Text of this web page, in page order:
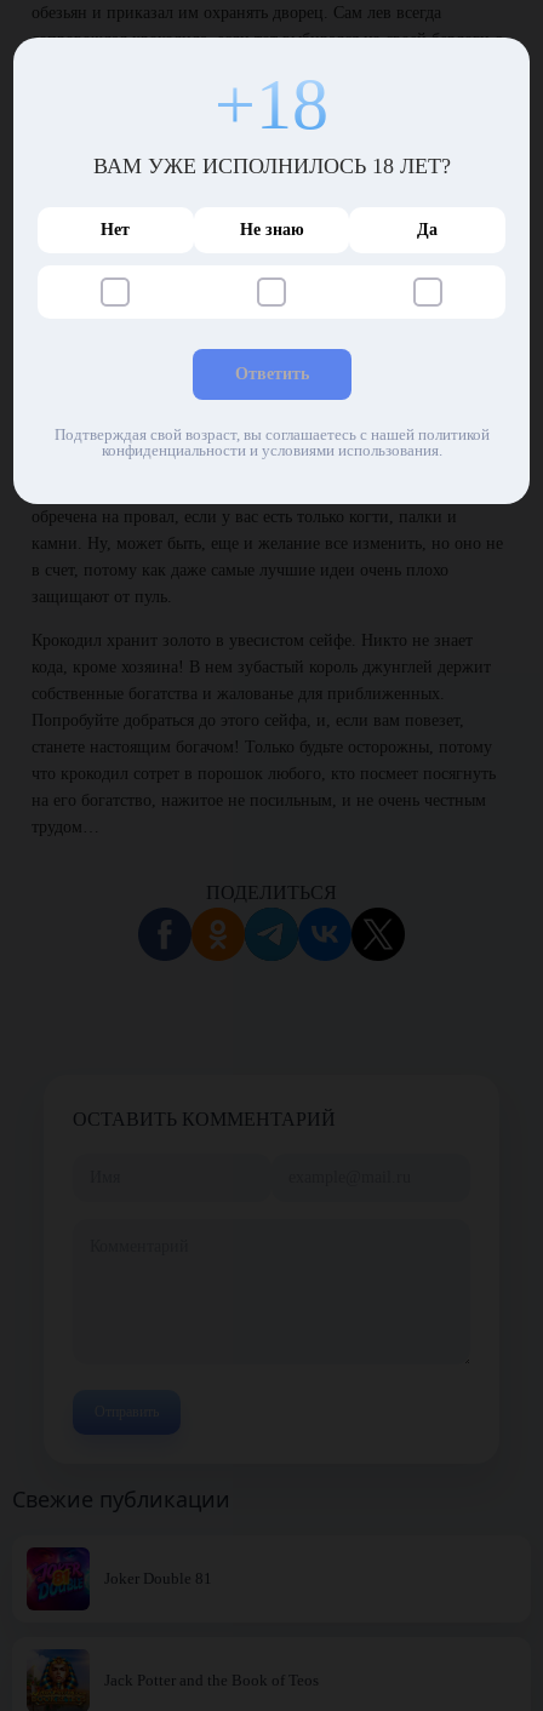
обезьян и приказал им охранять дворец. Сам лев всегда
сопровождал крокодила, если тот выбирался из своей берлоги с
посмевшими сунуть нос на чужую территорию.
тех случаях, когда вопрос не заслуживал внимания крокодила.
Ради золотишка стоит рискнуть
обитатели дикого Чикаго, кроме несмышленых детенышей,
которые физически не могли ничего дать алчному повелителю.
мечтавших о возвращении тех времен, когда на троне восседал
мудрейший король обезьян. Правда, на заговоры никто так и не
обречена на провал, если у вас есть только когти, палки и
камни. Ну, может быть, еще и желание все изменить, но оно не
в счет, потому как даже самые лучшие идеи очень плохо
защищают от пуль.
Крокодил хранит золото в увесистом сейфе. Никто не знает
кода, кроме хозяина! В нем зубастый король джунглей держит
собственные богатства и жалованье для приближенных.
Попробуйте добраться до этого сейфа, и, если вам повезет,
станете настоящим богачом! Только будьте осторожны, потому
что крокодил сотрет в порошок любого, кто посмеет посягнуть
на его богатство, нажитое не посильным, и не очень честным
трудом…
ПОДЕЛИТЬСЯ
ОСТАВИТЬ КОММЕНТАРИЙ
Свежие публикации
Joker Double 81
Jack Potter and the Book of Teos
+18
ВАМ УЖЕ ИСПОЛНИЛОСЬ 18 ЛЕТ?
Нет Не знаю Да
Ответить
Подтверждая свой возраст, вы соглашаетесь с нашей политикой
конфиденциальности и условиями использования.